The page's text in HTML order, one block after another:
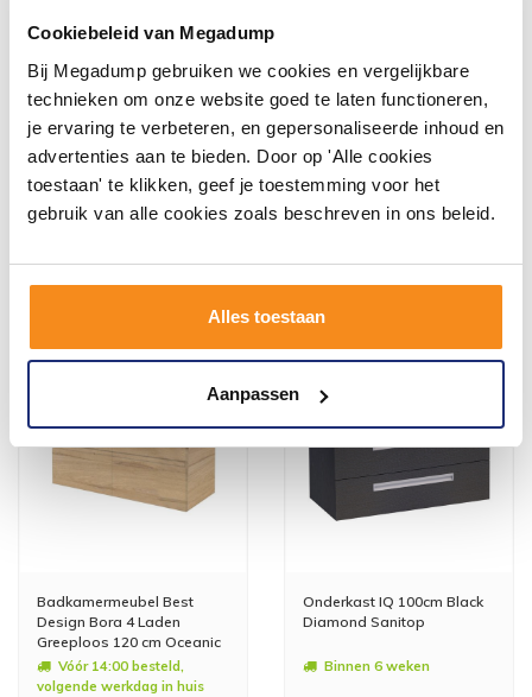
Cookiebeleid van Megadump
Bij Megadump gebruiken we cookies en vergelijkbare
technieken om onze website goed te laten functioneren,
je ervaring te verbeteren, en gepersonaliseerde inhoud en
advertenties aan te bieden. Door op 'Alle cookies
toestaan' te klikken, geef je toestemming voor het
gebruik van alle cookies zoals beschreven in ons beleid.
Alles toestaan
Aanpassen
Badkamermeubelset
Differnz Somero Met
Keramiek Wastafel 60 cm
Hoogglans Wit
Binnen 3 (werk)dagen
568,64
469,95
Badmeubelkast Differnz
Country Side 80 Wit
Binnen 3 (werk)dagen
geleverd
759,95
Badkamermeubel Best
Design Bora 4 Laden
Greeploos 120 cm Oceanic
Zonder Wastafel
Vóór 14:00 besteld,
volgende werkdag in huis
Onderkast IQ 100cm Black
Diamond Sanitop
Binnen 6 weken